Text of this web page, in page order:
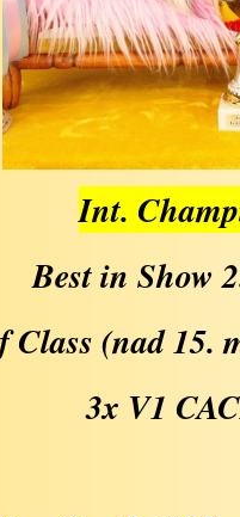
Int.
Best in Show
Class (nad 15.
3x V1